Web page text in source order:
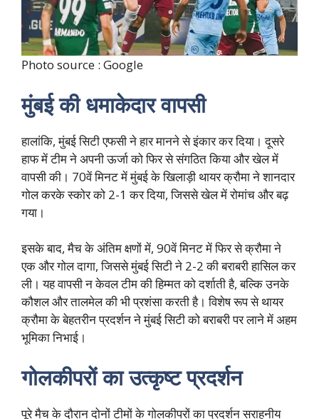
Photo source : Google
मुंबई की धमाकेदार वापसी
हालांकि, मुंबई सिटी एफसी ने हार मानने से इंकार कर दिया। दूसरे
हाफ में टीम ने अपनी ऊर्जा को फिर से संगठित किया और खेल में
वापसी की। 70वें मिनट में मुंबई के खिलाड़ी थायर क्रौमा ने शानदार
गोल करके स्कोर को 2-1 कर दिया, जिससे खेल में रोमांच और बढ़
गया।
इसके बाद, मैच के अंतिम क्षणों में, 90वें मिनट में फिर से क्रौमा ने
एक और गोल दागा, जिससे मुंबई सिटी ने 2-2 की बराबरी हासिल कर
ली। यह वापसी न केवल टीम की हिम्मत को दर्शाती है, बल्कि उनके
कौशल और तालमेल की भी प्रशंसा करती है। विशेष रूप से थायर
क्रौमा के बेहतरीन प्रदर्शन ने मुंबई सिटी को बराबरी पर लाने में अहम
भूमिका निभाई।
गोलकीपरों का उत्कृष्ट प्रदर्शन
पूरे मैच के दौरान दोनों टीमों के गोलकीपरों का प्रदर्शन सराहनीय